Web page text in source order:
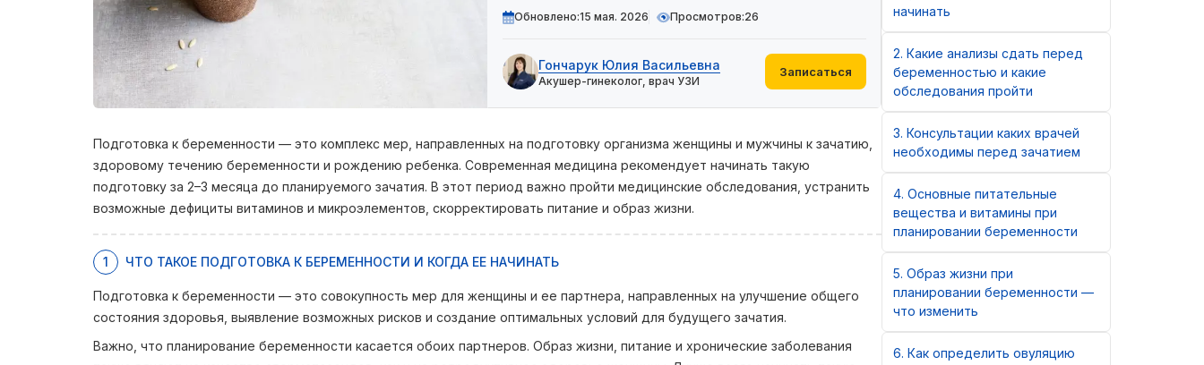
Обновлено:15 мая. 2026 Просмотров:26
Гончарук Юлия Васильевна
Акушер-гинеколог, врач УЗИ
Записаться
Подготовка к беременности — это комплекс мер, направленных на подготовку организма женщины и мужчины к зачатию,
здоровому течению беременности и рождению ребенка. Современная медицина рекомендует начинать такую
подготовку за 2–3 месяца до планируемого зачатия. В этот период важно пройти медицинские обследования, устранить
возможные дефициты витаминов и микроэлементов, скорректировать питание и образ жизни.
1 ЧТО ТАКОЕ ПОДГОТОВКА К БЕРЕМЕННОСТИ И КОГДА ЕЕ НАЧИНАТЬ
Подготовка к беременности — это совокупность мер для женщины и ее партнера, направленных на улучшение общего
состояния здоровья, выявление возможных рисков и создание оптимальных условий для будущего зачатия.
Важно, что планирование беременности касается обоих партнеров. Образ жизни, питание и хронические заболевания
начинать
2 Какие анализы сдать перед
беременностью и какие
обследования пройти
3 Консультации каких врачей
необходимы перед зачатием
4 Основные питательные
вещества и витамины при
планировании беременности
5 Образ жизни при
планировании беременности —
что изменить
6 Как определить овуляцию